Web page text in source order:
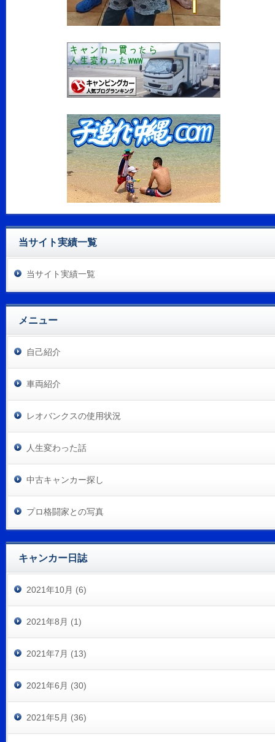
当サイト実績一覧
当サイト実績一覧
メニュー
自己紹介
車両紹介
レオバンクスの使用状況
人生変わった話
中古キャンカー探し
プロ格闘家との写真
キャンカー日誌
2021年10月 (6)
2021年8月 (1)
2021年7月 (13)
2021年6月 (30)
2021年5月 (36)